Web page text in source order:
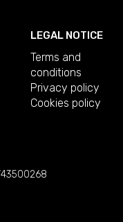
LEGAL NOTICE
Terms and
conditions
Privacy policy
Cookies policy